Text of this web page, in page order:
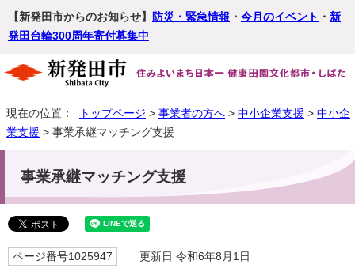
【新発田市からのお知らせ】 防災・緊急情報 ・ 今月のイベント ・ 新
発田台輪300周年寄付募集中
現在の位置： トップページ > 事業者の方へ > 中小企業支援 > 中小企
業支援 > 事業承継マッチング支援
事業承継マッチング支援
ページ番号1025947 更新日 令和6年8月1日